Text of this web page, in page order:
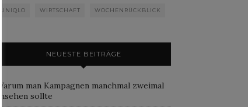
UNIQLO WIRTSCHAFT WOCHENRÜCKBLICK
NEUESTE BEITRÄGE
Warum man Kampagnen manchmal zweimal
ansehen sollte